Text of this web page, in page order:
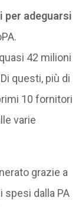
per adeguarsi
42 milioni
questi, più di
10 fornitori
varie
grazie a
spesi dalla PA